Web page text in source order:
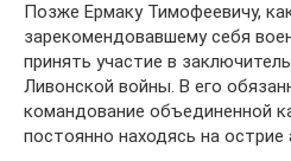
Позже Ермаку Тимофеевичу,
зарекомендовавшему себя
принять участие в
Ливонской войны. В его
командование объединенной
постоянно находясь на острие